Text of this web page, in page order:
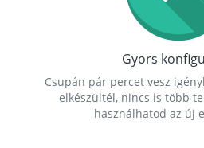
Gyors
Csupán pár percet vesz
elkészültél, nincs is több
használhatod az új